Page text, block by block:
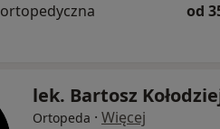
od
lek. Bartosz
Ortopeda · Więcej